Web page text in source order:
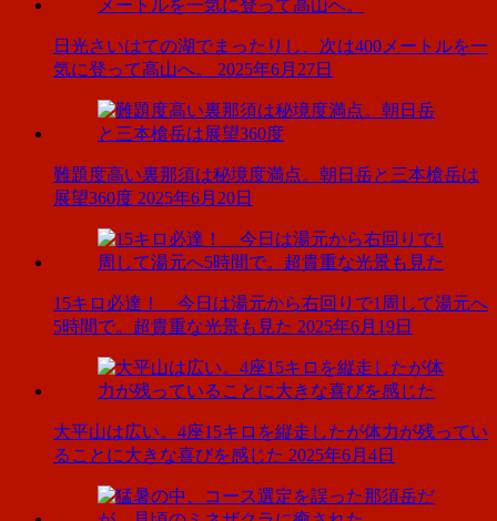
日光さいはての湖でまったりし、次は400メートルを一
気に登って高山へ。
2025年6月27日
難題度高い裏那須は秘境度満点。朝日岳と三本槍岳は
展望360度 2025年6月20日
15キロ必達！ 今日は湯元から右回りで1周して湯元へ
5時間で。超貴重な光景も見た 2025年6月19日
大平山は広い。4座15キロを縦走したが体力が残ってい
ることに大きな喜びを感じた 2025年6月4日